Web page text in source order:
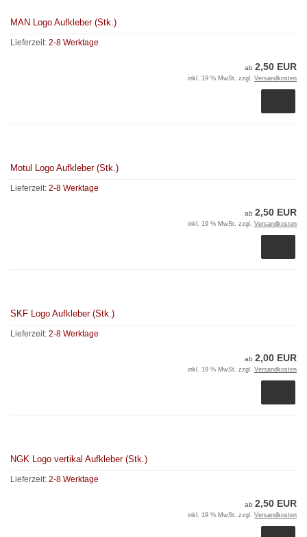
MAN Logo Aufkleber (Stk.)
Lieferzeit: 2-8 Werktage
ab 2,50 EUR
inkl. 19 % MwSt. zzgl. Versandkosten
Motul Logo Aufkleber (Stk.)
Lieferzeit: 2-8 Werktage
ab 2,50 EUR
inkl. 19 % MwSt. zzgl. Versandkosten
SKF Logo Aufkleber (Stk.)
Lieferzeit: 2-8 Werktage
ab 2,00 EUR
inkl. 19 % MwSt. zzgl. Versandkosten
NGK Logo vertikal Aufkleber (Stk.)
Lieferzeit: 2-8 Werktage
ab 2,50 EUR
inkl. 19 % MwSt. zzgl. Versandkosten